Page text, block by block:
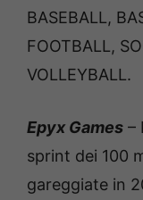
BASEBALL,
FOOTBALL,
VOLLEYBALL.
Epyx Games –
sprint dei 100
gareggiate in